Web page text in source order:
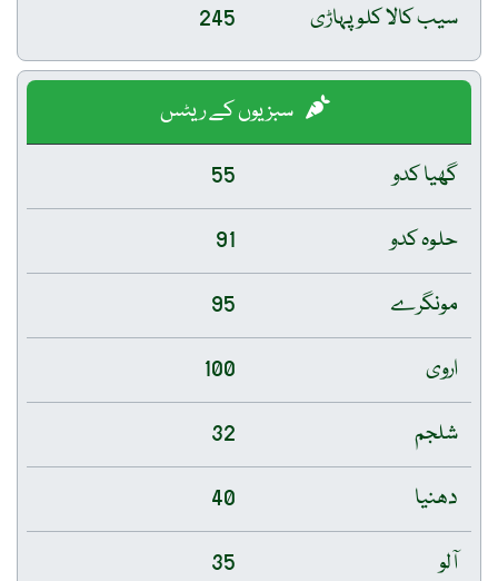
سیب کالا کلو پہاڑی
245
سبزیوں کے ریٹس
گھیا کدو
55
حلوہ کدو
91
مونگرے
95
اروی
100
شلجم
32
دھنیا
40
آلو
35